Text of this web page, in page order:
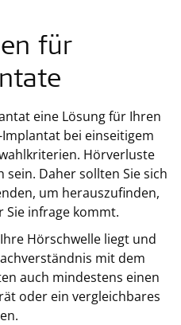
für
eine Lösung für Ihren
bei einseitigem
Hörverluste
Daher sollten Sie sich
um herauszufinden,
Sie infrage kommt.
Hörschwelle liegt und
mit dem
auch mindestens einen
oder ein vergleichbares